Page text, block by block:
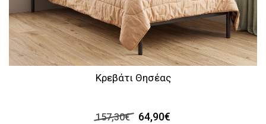
Κρεβάτι Θησέας
157,30€ 64,90€